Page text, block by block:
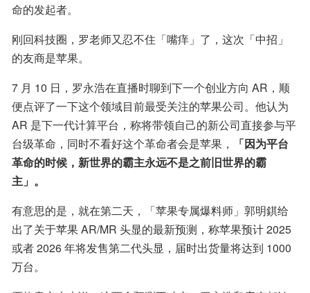
命的发起者。
刚回科技圈，罗老师又忍不住「嘴痒」了，这次「中招」
的友商是苹果。
7 月 10 日，罗永浩在直播时聊到下一个创业方向 AR，顺
便点评了一下这个领域目前最受关注的苹果公司。他认为
AR 是下一代计算平台，称将带领自己的新公司直接参与平
台级革命，同时不看好这个革命者会是苹果，
「因为平台
革命的时候，新世界的霸主永远不是之前旧世界的霸
主」。
有意思的是，就在第二天，「苹果专属爆料师」郭明錤给
出了关于苹果 AR/MR 头显的最新预测，称苹果预计 2025
或者 2026 年将发售第二代头显，届时出货量将达到 1000
万台。